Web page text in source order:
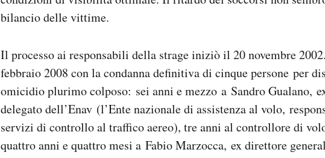
bilancio delle vittime.
Il processo ai responsabili della strage iniziò il 20 novembre
febbraio 2008 con la condanna definitiva di cinque persone per
omicidio plurimo colposo: sei anni e mezzo a Sandro Gualano,
delegato dell’Enav (l’Ente nazionale di assistenza al volo,
servizi di controllo al traffico aereo), tre anni al controllore di
quattro anni e quattro mesi a Fabio Marzocca, ex direttore